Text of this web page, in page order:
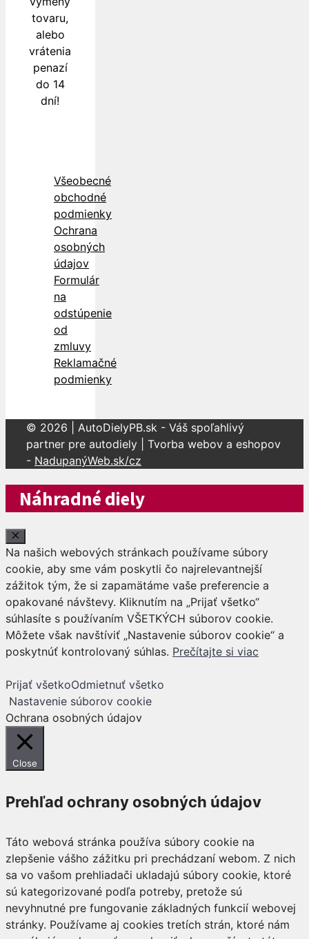
tovaru,
alebo
vrátenia
penazí
do 14
dní!
Všeobecné
obchodné
podmienky
Ochrana
osobných
údajov
Formulár
na
odstúpenie
od
zmluvy
Reklamačné
podmienky
© 2026 | AutoDielyPB.sk - Váš spoľahlivý
partner pre autodiely | Tvorba webov a eshopov
- NadupanýWeb.sk/cz
Náhradné diely
Close
Na našich webových stránkach používame súbory
cookie, aby sme vám poskytli čo najrelevantnejší
zážitok tým, že si zapamätáme vaše preferencie a
opakované návštevy. Kliknutím na „Prijať všetko“
súhlasíte s používaním VŠETKÝCH súborov cookie.
Môžete však navštíviť „Nastavenie súborov cookie“ a
poskytnúť kontrolovaný súhlas. Prečítajte si viac
Prijať všetkoOdmietnuť všetko
Nastavenie súborov cookie
Ochrana osobných údajov
Close
Prehľad ochrany osobných údajov
Táto webová stránka používa súbory cookie na
zlepšenie vášho zážitku pri prechádzaní webom. Z nich
sa vo vašom prehliadači ukladajú súbory cookie, ktoré
sú kategorizované podľa potreby, pretože sú
nevyhnutné pre fungovanie základných funkcií webovej
stránky. Používame aj cookies tretích strán, ktoré nám